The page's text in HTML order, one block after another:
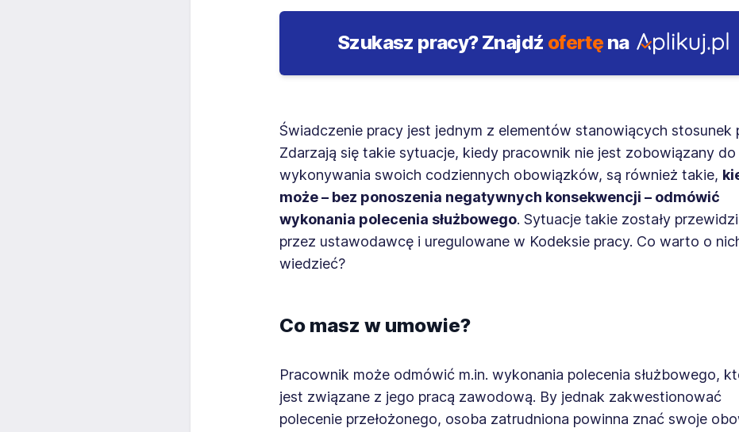
Szukasz pracy?Znajdź ofertę na
Świadczenie pracy jest jednym z elementów stanowiących stosunek
Zdarzają się takie sytuacje, kiedy pracownik nie jest zobowiązany do
wykonywania swoich codziennych obowiązków, są również takie,
może – bez ponoszenia negatywnych konsekwencji – odmówić
wykonania polecenia służbowego. Sytuacje takie zostały
przez ustawodawcę i uregulowane w Kodeksie pracy. Co warto o
wiedzieć?
Co masz w umowie?
Pracownik może odmówić m.in. wykonania polecenia służbowego,
jest związane z jego pracą zawodową. By jednak zakwestionować
polecenie przełożonego, osoba zatrudniona powinna znać swoje